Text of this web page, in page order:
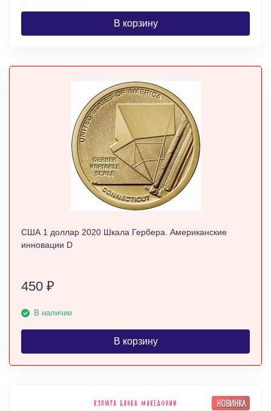
В корзину
США 1 доллар 2020 Шкала Гербера. Американские
инновации D
450 ₽
В наличии
В корзину
НОВИНКА